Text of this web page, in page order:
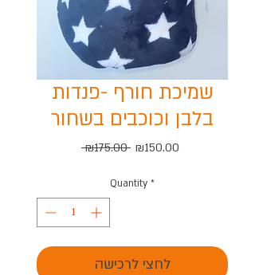
שמיכת חורף -פנדות
בלבן וכוכבים בשחור
₪175.00 Regular
₪150.00
Quantity *
לחצי לרכישה